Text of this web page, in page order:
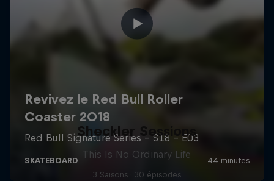
Sheckler Sessions
This Is No Ordinary Life
3 Saisons · 30 épisodes